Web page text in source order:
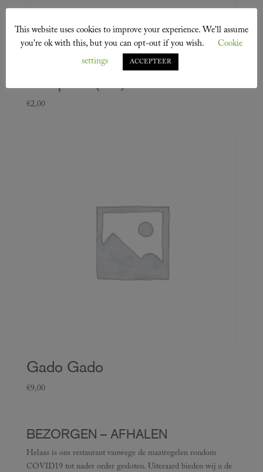
€2,00
Gado Gado
€9,00
BEZORGEN – AFHALEN
Helaas is ons restaurant vanwege de maatregelen rondom
COVID19 tot nader order gesloten. Uiteraard bieden wij u de
This website uses cookies to improve your experience. We'll assume
you're ok with this, but you can opt-out if you wish.
Cookie
settings
ACCEPTEER